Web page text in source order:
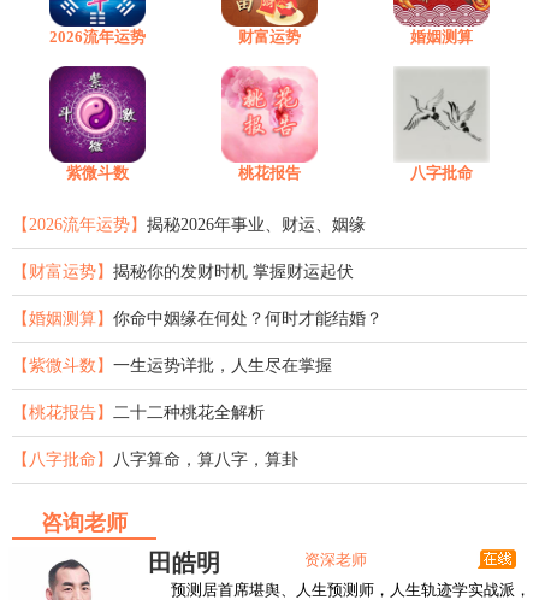
2026流年运势 财富运势 婚姻测算
紫微斗数 桃花报告 八字批命
【2026流年运势】 揭秘2026年事业、财运、姻缘
【财富运势】 揭秘你的发财时机 掌握财运起伏
【婚姻测算】 你命中姻缘在何处？何时才能结婚？
【紫微斗数】 一生运势详批，人生尽在掌握
【桃花报告】 二十二种桃花全解析
【八字批命】 八字算命，算八字，算卦
咨询老师
田皓明
资深老师
预测居首席堪舆、人生预测师，人生轨迹学实战派，